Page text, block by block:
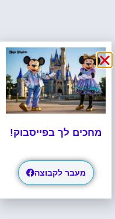
מחכים לך בפייסבוק!
מעבר לקבוצה